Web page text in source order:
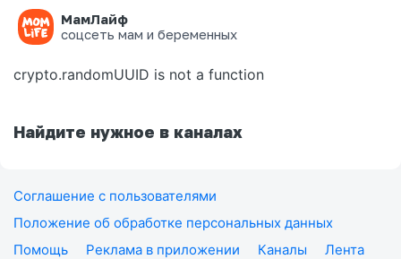
МамЛайф
соцсеть мам и беременных
Ошибка на странице
crypto.randomUUID is not a function
Найдите нужное в каналах
Соглашение с пользователями
Положение об обработке персональных данных
Помощь
Реклама в приложении Каналы
Лента